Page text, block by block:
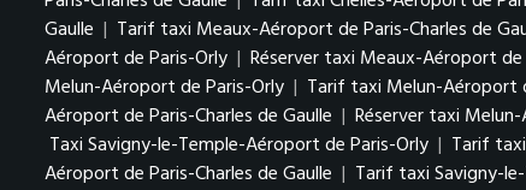
Gaulle | Tarif taxi Meaux-Aéroport de Paris-Charles de
Aéroport de Paris-Orly | Réserver taxi Meaux-Aéroport
Melun-Aéroport de Paris-Orly | Tarif taxi Melun-Aéroport
Aéroport de Paris-Charles de Gaulle | Réserver taxi
Taxi Savigny-le-Temple-Aéroport de Paris-Orly | Tarif
Aéroport de Paris-Charles de Gaulle | Tarif taxi Savigny-